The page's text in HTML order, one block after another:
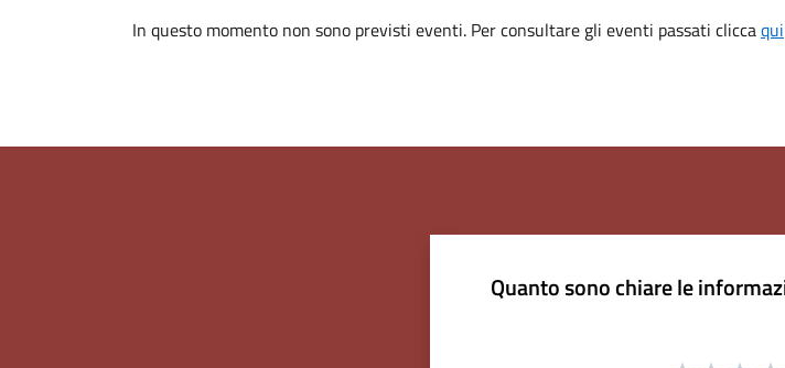
In questo momento non sono previsti eventi. Per consultare gli eventi passati cliccaqui
Quanto sono chiare le